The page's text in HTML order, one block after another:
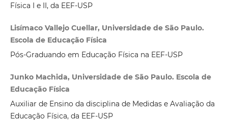
Física I e II, da EEF-USP
Lisímaco Vallejo Cuellar, Universidade de São Paulo.
Escola de Educação Física
Pós-Graduando em Educação Física na EEF-USP
Junko Machida, Universidade de São Paulo. Escola de
Educação Física
Auxiliar de Ensino da disciplina de Medidas e Avaliação da
Educação Física, da EEF-USP